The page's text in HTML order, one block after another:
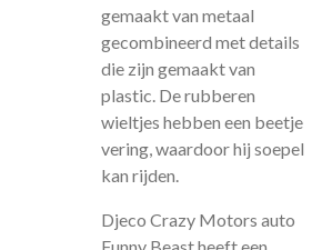
gemaakt van metaal
gecombineerd met details
die zijn gemaakt van
plastic. De rubberen
wieltjes hebben een beetje
vering, waardoor hij soepel
kan rijden.
Djeco Crazy Motors auto